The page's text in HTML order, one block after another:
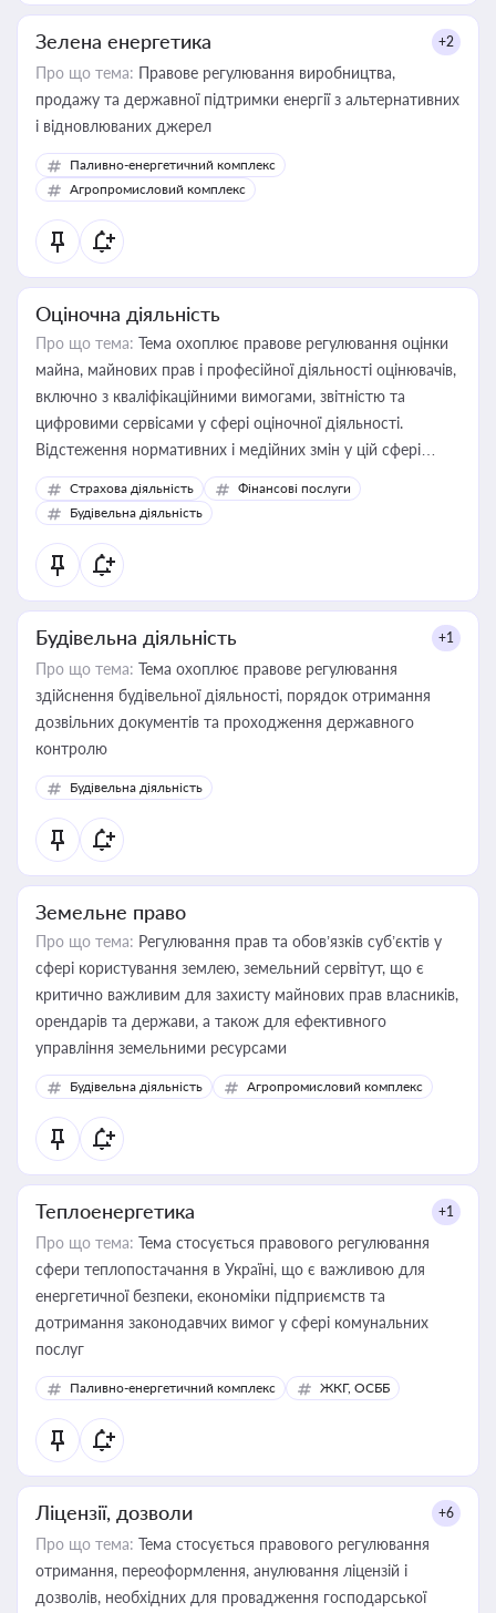
Зелена енергетика +2
Про що тема: Правове регулювання виробництва,
продажу та державної підтримки енергії з альтернативних
і відновлюваних джерел
Паливно-енергетичний комплекс
Агропромисловий комплекс
Оціночна діяльність
Про що тема: Тема охоплює правове регулювання оцінки
майна, майнових прав і професійної діяльності оцінювачів,
включно з кваліфікаційними вимогами, звітністю та
цифровими сервісами у сфері оціночної діяльності.
Відстеження нормативних і медійних змін у цій сфері
корисне для власника бізнесу, керівника, юриста або
бухгалтера під час оподаткування, приватизації, оренди
державного майна, корпоративних угод і перевірки
статусу суб'єктів оціночної діяльності
Страхова діяльність
Фінансові послуги
Будівельна діяльність
Будівельна діяльність +1
Про що тема: Тема охоплює правове регулювання
здійснення будівельної діяльності, порядок отримання
дозвільних документів та проходження державного
контролю
Будівельна діяльність
Земельне право
Про що тема: Регулювання прав та обов’язків суб’єктів у
сфері користування землею, земельний сервітут, що є
критично важливим для захисту майнових прав власників,
орендарів та держави, а також для ефективного
управління земельними ресурсами
Будівельна діяльність Агропромисловий комплекс
Теплоенергетика +1
Про що тема: Тема стосується правового регулювання
сфери теплопостачання в Україні, що є важливою для
енергетичної безпеки, економіки підприємств та
дотримання законодавчих вимог у сфері комунальних
послуг
Паливно-енергетичний комплекс ЖКГ, ОСББ
Ліцензії, дозволи +6
Про що тема: Тема стосується правового регулювання
отримання, переоформлення, анулювання ліцензій і
дозволів, необхідних для провадження господарської